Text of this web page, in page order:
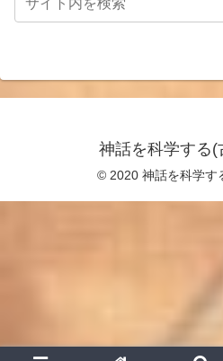
神話を科学する(
© 2020 神話を科学す